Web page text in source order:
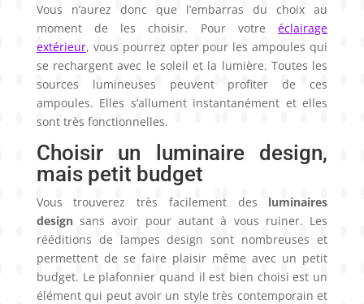
Vous n’aurez donc que l’embarras du choix au
moment de les choisir. Pour votreéclairage
extérieur, vous pourrez opter pour les ampoules qui
se rechargent avec le soleil et la lumière. Toutes les
sources lumineuses peuvent profiter de ces
ampoules. Elles s’allument instantanément et elles
sont très fonctionnelles.
Choisir un luminaire design,
mais petit budget
Vous trouverez très facilement des luminaires
designsans avoir pour autant à vous ruiner. Les
rééditions de lampes design sont nombreuses et
permettent de se faire plaisir même avec un petit
budget. Le plafonnier quand il est bien choisi est un
élément qui peut avoir un style très contemporain et